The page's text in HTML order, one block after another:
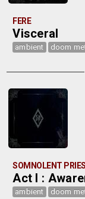
FERE
Visceral
ambient doom
SOMNOLENT
Act I :
ambient doom